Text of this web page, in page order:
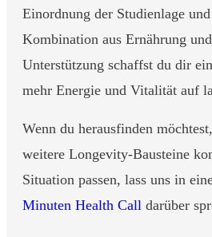
Einordnung der Studienlage
Kombination aus Ernährung
Unterstützung schaffst du dir
mehr Energie und Vitalität auf
Wenn du herausfinden
weitere Longevity-Bausteine
Situation passen, lass uns in
Minuten Health Call darüber